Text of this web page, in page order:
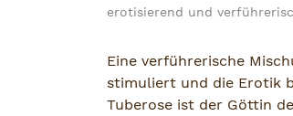
erotisierend und
Eine verführerische
stimuliert und die Erotik
Tuberose ist der Göttin